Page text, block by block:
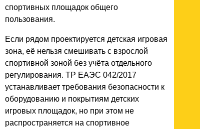
спортивных площадок общего
пользования.
Если рядом проектируется детская игровая
зона, её нельзя смешивать с взрослой
спортивной зоной без учёта отдельного
регулирования. ТР ЕАЭС 042/2017
устанавливает требования безопасности к
оборудованию и покрытиям детских
игровых площадок, но при этом не
распространяется на спортивное